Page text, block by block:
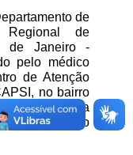
de
Regional de
de Janeiro -
pelo médico
de Atenção
, no bairro
na
sob gestão